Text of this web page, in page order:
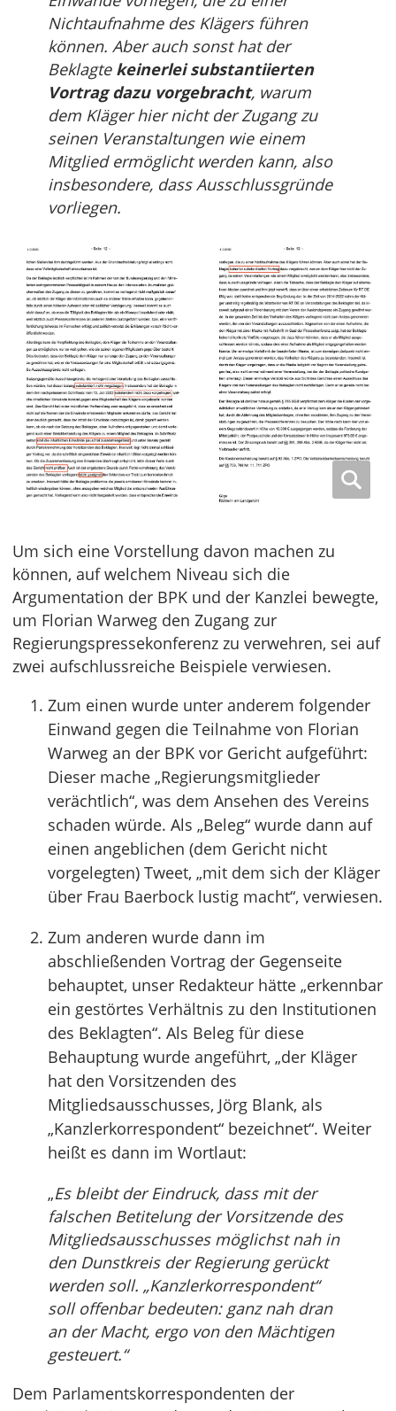
Nichtaufnahme des Klägers führen
können. Aber auch sonst hat der
Beklagte keinerlei substantiierten
Vortrag dazu vorgebracht, warum
dem Kläger hier nicht der Zugang zu
seinen Veranstaltungen wie einem
Mitglied ermöglicht werden kann, also
insbesondere, dass Ausschlussgründe
vorliegen.
Um sich eine Vorstellung davon machen zu
können, auf welchem Niveau sich die
Argumentation der BPK und der Kanzlei bewegte,
um Florian Warweg den Zugang zur
Regierungspressekonferenz zu verwehren, sei auf
zwei aufschlussreiche Beispiele verwiesen.
Zum einen wurde unter anderem folgender
Einwand gegen die Teilnahme von Florian
Warweg an der BPK vor Gericht aufgeführt:
Dieser mache „Regierungsmitglieder
verächtlich“, was dem Ansehen des Vereins
schaden würde. Als „Beleg“ wurde dann auf
einen angeblichen (dem Gericht nicht
vorgelegten) Tweet, „mit dem sich der Kläger
über Frau Baerbock lustig macht“, verwiesen.
Zum anderen wurde dann im
abschließenden Vortrag der Gegenseite
behauptet, unser Redakteur hätte „erkennbar
ein gestörtes Verhältnis zu den Institutionen
des Beklagten“. Als Beleg für diese
Behauptung wurde angeführt, „der Kläger
hat den Vorsitzenden des
Mitgliedsausschusses, Jörg Blank, als
„Kanzlerkorrespondent“ bezeichnet“. Weiter
heißt es dann im Wortlaut:
„Es bleibt der Eindruck, dass mit der
falschen Betitelung der Vorsitzende des
Mitgliedsausschusses möglichst nah in
den Dunstkreis der Regierung gerückt
werden soll. „Kanzlerkorrespondent“
soll offenbar bedeuten: ganz nah dran
an der Macht, ergo von den Mächtigen
gesteuert.“
Dem Parlamentskorrespondenten der